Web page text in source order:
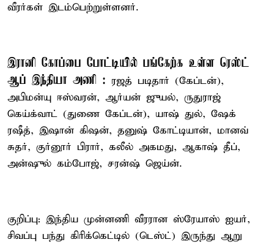
வீரர்கள் இடம்பெற்றுள்ளனர்.
இரானி கோப்பை போட்டியில் பங்கேற்க உள்ள ரெஸ்ட்
ஆப் இந்தியா அணி : ரஜத் படிதார் (கேப்டன்),
அபிமன்யு ஈஸ்வரன், ஆர்யன் ஜுயல், ருதுராஜ்
கெய்க்வாட் (துணை கேப்டன்), யாஷ் துல், ஷேக்
ரஷீத், இஷான் கிஷன், தனுஷ் கோட்டியான், மானவ்
சுதர், குர்னூர் பிரார், கலீல் அகமது, ஆகாஷ் தீப்,
அன்ஷுல் கம்போஜ், சரன்ஷ் ஜெய்ன்.
குறிப்பு: இந்திய முன்னணி வீரரான ஸ்ரேயாஸ் ஐயர்,
சிவப்பு பந்து கிரிக்கெட்டில் (டெஸ்ட்) இருந்து ஆறு